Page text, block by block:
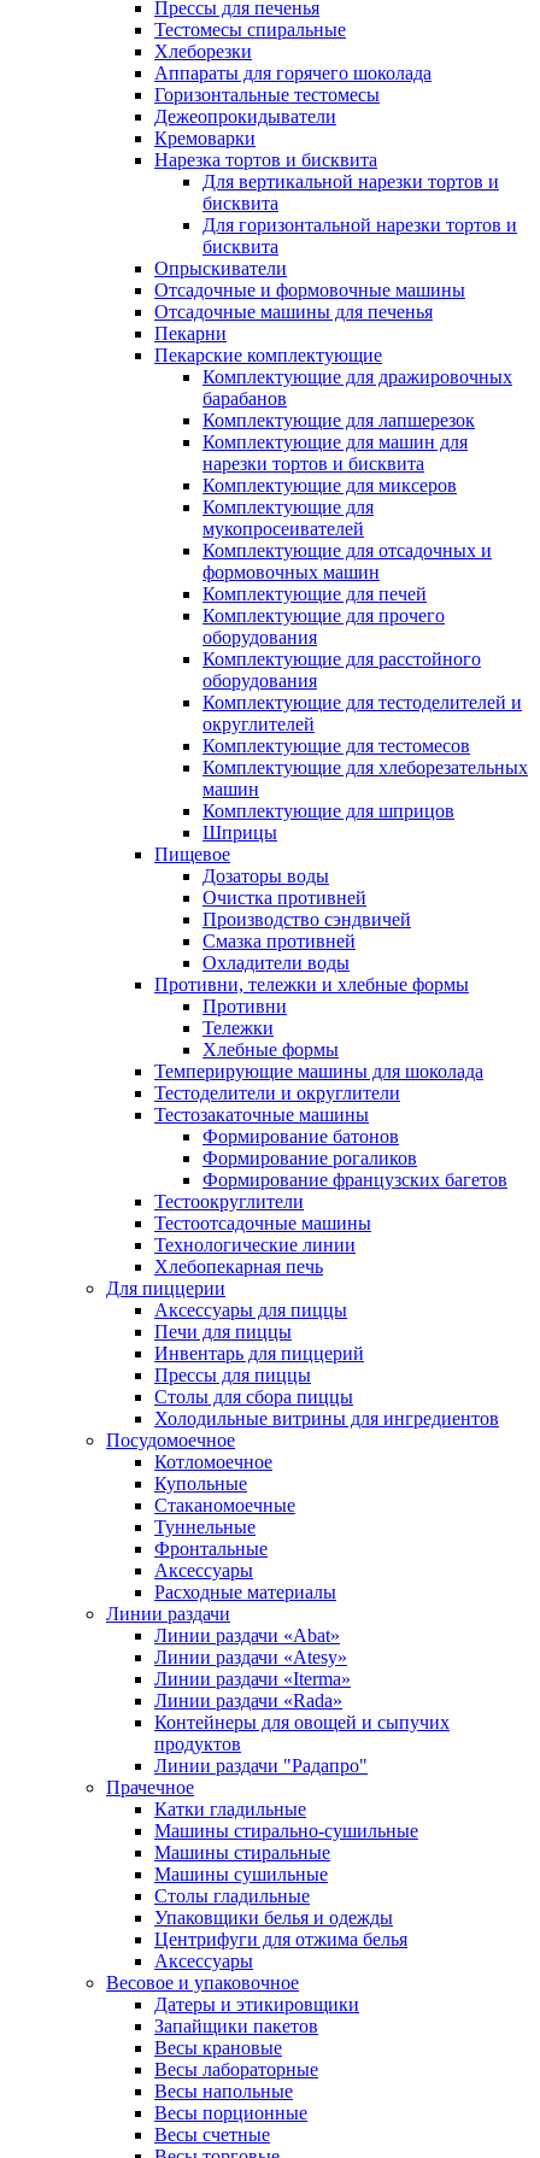
Прессы для печенья
Тестомесы спиральные
Хлеборезки
Аппараты для горячего шоколада
Горизонтальные тестомесы
Дежеопрокидыватели
Кремоварки
Нарезка тортов и бисквита
Для вертикальной нарезки тортов и
бисквита
Для горизонтальной нарезки тортов и
бисквита
Опрыскиватели
Отсадочные и формовочные машины
Отсадочные машины для печенья
Пекарни
Пекарские комплектующие
Комплектующие для дражировочных
барабанов
Комплектующие для лапшерезок
Комплектующие для машин для
нарезки тортов и бисквита
Комплектующие для миксеров
Комплектующие для
мукопросеивателей
Комплектующие для отсадочных и
формовочных машин
Комплектующие для печей
Комплектующие для прочего
оборудования
Комплектующие для расстойного
оборудования
Комплектующие для тестоделителей и
округлителей
Комплектующие для тестомесов
Комплектующие для хлеборезательных
машин
Комплектующие для шприцов
Шприцы
Пищевое
Дозаторы воды
Очистка противней
Производство сэндвичей
Смазка противней
Охладители воды
Противни, тележки и хлебные формы
Противни
Тележки
Хлебные формы
Темперирующие машины для шоколада
Тестоделители и округлители
Тестозакаточные машины
Формирование батонов
Формирование рогаликов
Формирование французских багетов
Тестоокруглители
Тестоотсадочные машины
Технологические линии
Хлебопекарная печь
Для пиццерии
Аксессуары для пиццы
Печи для пиццы
Инвентарь для пиццерий
Прессы для пиццы
Столы для сбора пиццы
Холодильные витрины для ингредиентов
Посудомоечное
Котломоечное
Купольные
Стаканомоечные
Туннельные
Фронтальные
Аксессуары
Расходные материалы
Линии раздачи
Линии раздачи «Abat»
Линии раздачи «Atesy»
Линии раздачи «Iterma»
Линии раздачи «Rada»
Контейнеры для овощей и сыпучих
продуктов
Линии раздачи "Радапро"
Прачечное
Катки гладильные
Машины стирально-сушильные
Машины стиральные
Машины сушильные
Столы гладильные
Упаковщики белья и одежды
Центрифуги для отжима белья
Аксессуары
Весовое и упаковочное
Датеры и этикировщики
Запайщики пакетов
Весы крановые
Весы лабораторные
Весы напольные
Весы порционные
Весы счетные